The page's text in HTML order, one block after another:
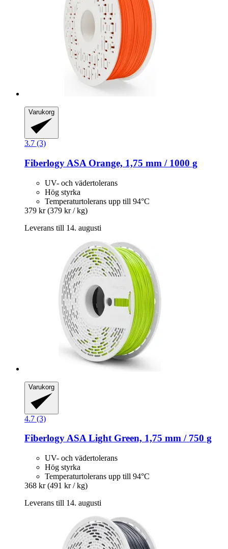
Varukorg
3.7 (3)
Fiberlogy ASA Orange, 1,75 mm / 1000 g
UV- och vädertolerans
Hög styrka
Temperaturtolerans upp till 94°C
379 kr (379 kr / kg)
Leverans till 14. augusti
Varukorg
4.7 (3)
FiberlogyASA Light Green, 1,75 mm / 750 g
UV- och vädertolerans
Hög styrka
Temperaturtolerans upp till 94°C
368 kr (491 kr / kg)
Leverans till 14. augusti